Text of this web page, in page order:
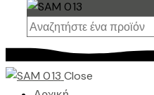
Close